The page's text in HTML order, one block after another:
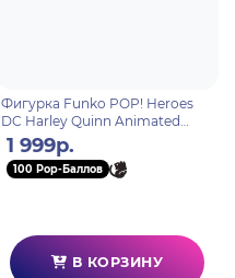
Фигурка Funko POP! Heroes
DC Harley Quinn Animated
Series The Joker (496) 75850
1 999р.
100 Pop-Баллов
В КОРЗИНУ